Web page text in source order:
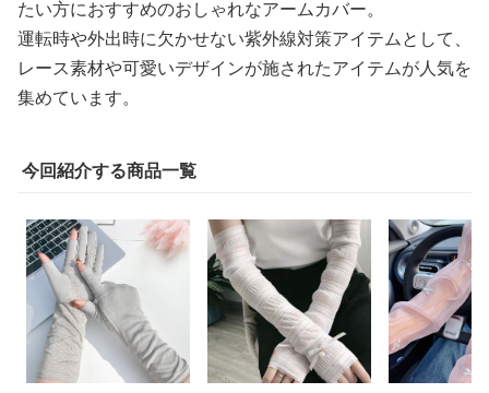
たい方におすすめのおしゃれなアームカバー。
運転時や外出時に欠かせない紫外線対策アイテムとして、
レース素材や可愛いデザインが施されたアイテムが人気を
集めています。
今回紹介する商品一覧